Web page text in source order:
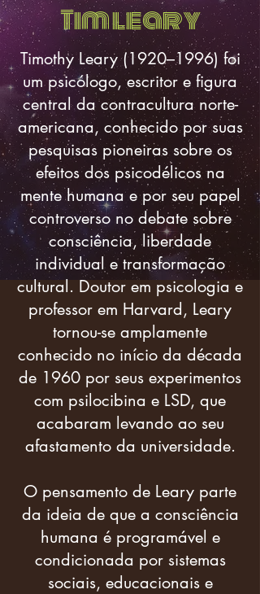
Tim leary
Timothy Leary (1920–1996) foi
um psicólogo, escritor e figura
central da contracultura norte-
americana, conhecido por suas
pesquisas pioneiras sobre os
efeitos dos psicodélicos na
mente humana e por seu papel
controverso no debate sobre
consciência, liberdade
individual e transformação
cultural. Doutor em psicologia e
professor em Harvard, Leary
tornou-se amplamente
conhecido no início da década
de 1960 por seus experimentos
com psilocibina e LSD, que
acabaram levando ao seu
afastamento da universidade.
O pensamento de Leary parte
da ideia de que a consciência
humana é programável e
condicionada por sistemas
sociais, educacionais e